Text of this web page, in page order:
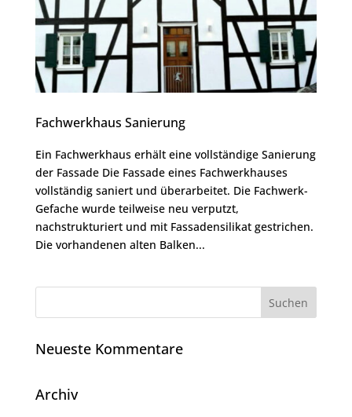
Fachwerkhaus Sanierung
Ein Fachwerkhaus erhält eine vollständige Sanierung
der Fassade Die Fassade eines Fachwerkhauses
vollständig saniert und überarbeitet. Die Fachwerk-
Gefache wurde teilweise neu verputzt,
nachstrukturiert und mit Fassadensilikat gestrichen.
Die vorhandenen alten Balken...
Neueste Kommentare
Archiv